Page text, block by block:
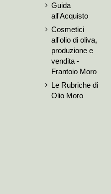
Guida
all'Acquisto
Cosmetici
all'olio di oliva,
produzione e
vendita -
Frantoio Moro
Le Rubriche di
Olio Moro